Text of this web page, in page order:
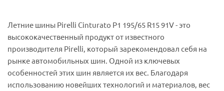
Летние шины Pirelli Cinturato P1 195/65 R15 91V - это
высококачественный продукт от известного
производителя Pirelli, который зарекомендовал себя на
рынке автомобильных шин. Одной из ключевых
особенностей этих шин является их вес. Благодаря
использованию новейших технологий и материалов, вес